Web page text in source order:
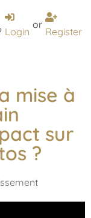
Login
or
Register
mise à
sur
?